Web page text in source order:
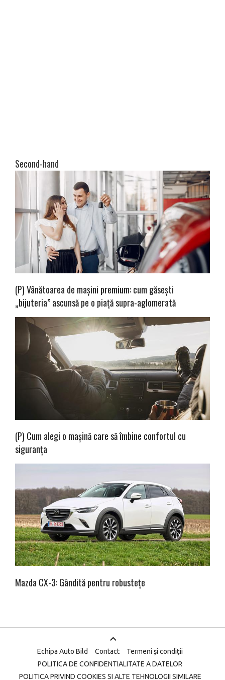
Second-hand
(P) Vânătoarea de mașini premium: cum găsești
„bijuteria” ascunsă pe o piață supra-aglomerată
(P) Cum alegi o mașină care să îmbine confortul cu
siguranța
Mazda CX-3: Gândită pentru robustețe
Echipa Auto Bild Contact
Termeni și condiții
POLITICA DE CONFIDENTIALITATE A DATELOR
POLITICA PRIVIND COOKIES SI ALTE TEHNOLOGII SIMILARE